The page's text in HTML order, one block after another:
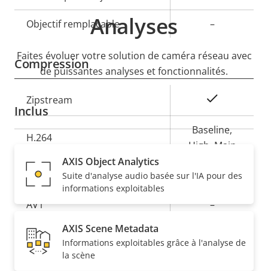
Objectif remplaçable –
Compression
Description
de la
propriété
la
propriété
Zipstream
H.264
Baseline,
High, Main
H.265 Oui
AV1 –
Audio
Analyses
Faites évoluer votre solution de caméra réseau avec
de puissantes analyses et fonctionnalités.
Inclus
AXIS Object Analytics
Suite d'analyse audio basée sur l'IA pour des
informations exploitables
AXIS Scene Metadata
Informations exploitables grâce à l'analyse de
la scène